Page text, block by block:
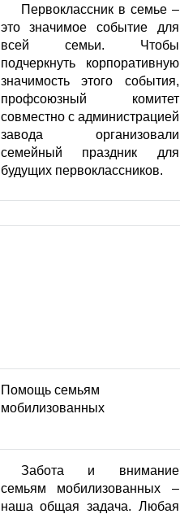
Первоклассник в семье –
это значимое событие для
всей семьи. Чтобы
подчеркнуть корпоративную
значимость этого события,
профсоюзный комитет
совместно с администрацией
завода организовали
семейный праздник для
будущих первоклассников.
Помощь семьям
мобилизованных
Забота и внимание
семьям мобилизованных –
наша общая задача. Любая